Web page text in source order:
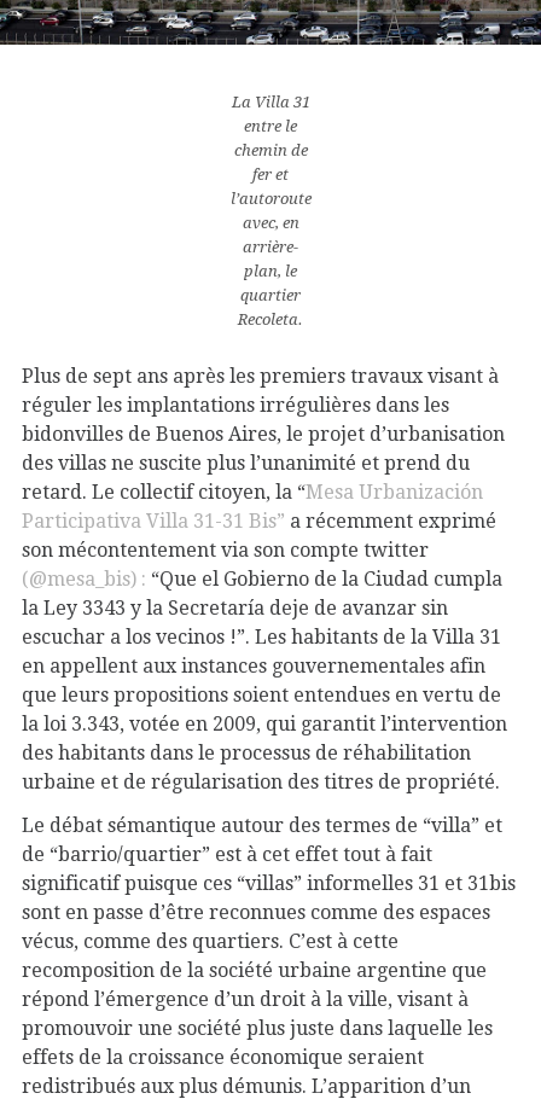
La Villa 31
entre le
chemin de
fer et
l’autoroute
avec, en
arrière-
plan, le
quartier
Recoleta.
Plus de sept ans après les premiers travaux visant à
réguler les implantations irrégulières dans les
bidonvilles de Buenos Aires, le projet d’urbanisation
des villas ne suscite plus l’unanimité et prend du
retard. Le collectif citoyen, la “Mesa Urbanización
Participativa Villa 31-31 Bis” a récemment exprimé
son mécontentement via son compte twitter
(@mesa_bis) : “Que el Gobierno de la Ciudad cumpla
la Ley 3343 y la Secretaría deje de avanzar sin
escuchar a los vecinos !”. Les habitants de la Villa 31
en appellent aux instances gouvernementales afin
que leurs propositions soient entendues en vertu de
la loi 3.343, votée en 2009, qui garantit l’intervention
des habitants dans le processus de réhabilitation
urbaine et de régularisation des titres de propriété.
Le débat sémantique autour des termes de “villa” et
de “barrio/quartier” est à cet effet tout à fait
significatif puisque ces “villas” informelles 31 et 31bis
sont en passe d’être reconnues comme des espaces
vécus, comme des quartiers. C’est à cette
recomposition de la société urbaine argentine que
répond l’émergence d’un droit à la ville, visant à
promouvoir une société plus juste dans laquelle les
effets de la croissance économique seraient
redistribués aux plus démunis. L’apparition d’un